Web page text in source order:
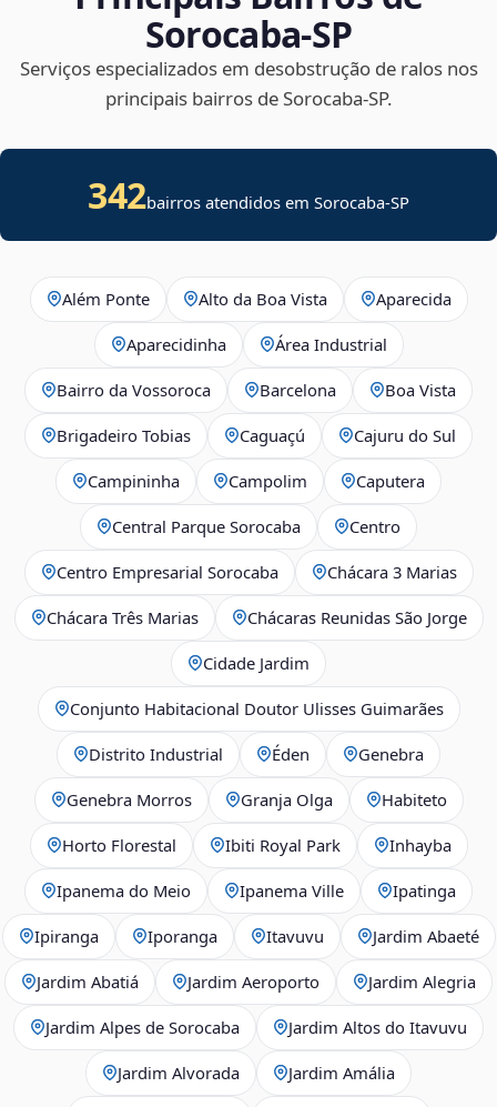
Sorocaba‑SP
Serviços especializados em desobstrução de ralos nos
principais bairros de Sorocaba‑SP.
342bairros atendidos em Sorocaba-SP
Além Ponte Alto da Boa Vista Aparecida
Aparecidinha Área Industrial
Bairro da Vossoroca Barcelona Boa Vista
Brigadeiro Tobias Caguaçú Cajuru do Sul
Campininha Campolim Caputera
Central Parque Sorocaba Centro
Centro Empresarial Sorocaba Chácara 3 Marias
Chácara Três Marias Chácaras Reunidas São Jorge
Cidade Jardim
Conjunto Habitacional Doutor Ulisses Guimarães
Distrito Industrial Éden Genebra
Genebra Morros Granja Olga Habiteto
Horto Florestal Ibiti Royal Park Inhayba
Ipanema do Meio Ipanema Ville Ipatinga
Ipiranga Iporanga Itavuvu Jardim Abaeté
Jardim Abatiá Jardim Aeroporto Jardim Alegria
Jardim Alpes de Sorocaba Jardim Altos do Itavuvu
Jardim Alvorada Jardim Amália